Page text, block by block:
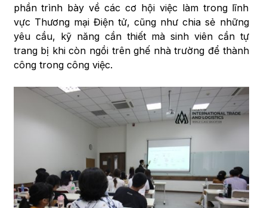
phần trình bày về các cơ hội việc làm trong lĩnh
vực Thương mại Điện tử, cũng như chia sẻ những
yêu cầu, kỹ năng cần thiết mà sinh viên cần tự
trang bị khi còn ngồi trên ghế nhà trường để thành
công trong công việc.